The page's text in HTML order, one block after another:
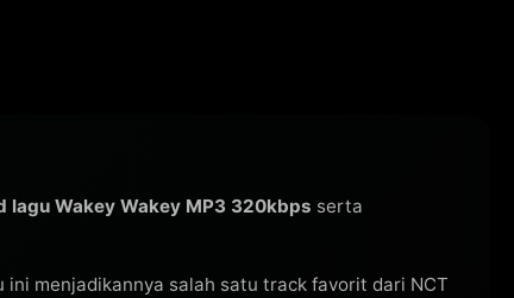
lagu Wakey Wakey MP3 320kbps serta
menjadikannya salah satu track favorit dari NCT